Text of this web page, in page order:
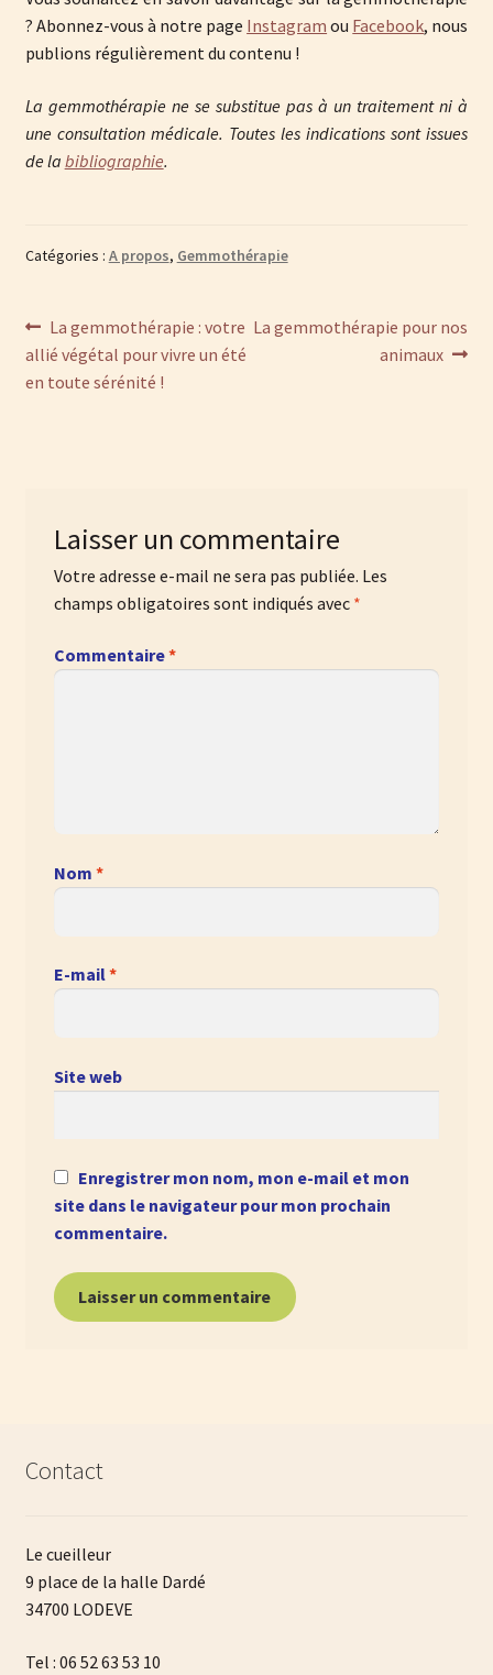
? Abonnez-vous à notre page Instagram ou Facebook, nous
publions régulièrement du contenu !
La gemmothérapie ne se substitue pas à un traitement ni à
une consultation médicale. Toutes les indications sont issues
de la bibliographie.
Catégories : A propos, Gemmothérapie
Navigation
de
Article
précédent :
La gemmothérapie : votre
allié végétal pour vivre un été
en toute sérénité !
Article
La gemmothérapie pour nos
animaux
Laisser un commentaire
Votre adresse e-mail ne sera pas publiée. Les
champs obligatoires sont indiqués avec *
Commentaire*
Nom *
E-mail*
Site web
Enregistrer mon nom, mon e-mail et mon
site dans le navigateur pour mon prochain
commentaire.
Contact
Le cueilleur
9 place de la halle Dardé
34700 LODEVE
Tel : 06 52 63 53 10